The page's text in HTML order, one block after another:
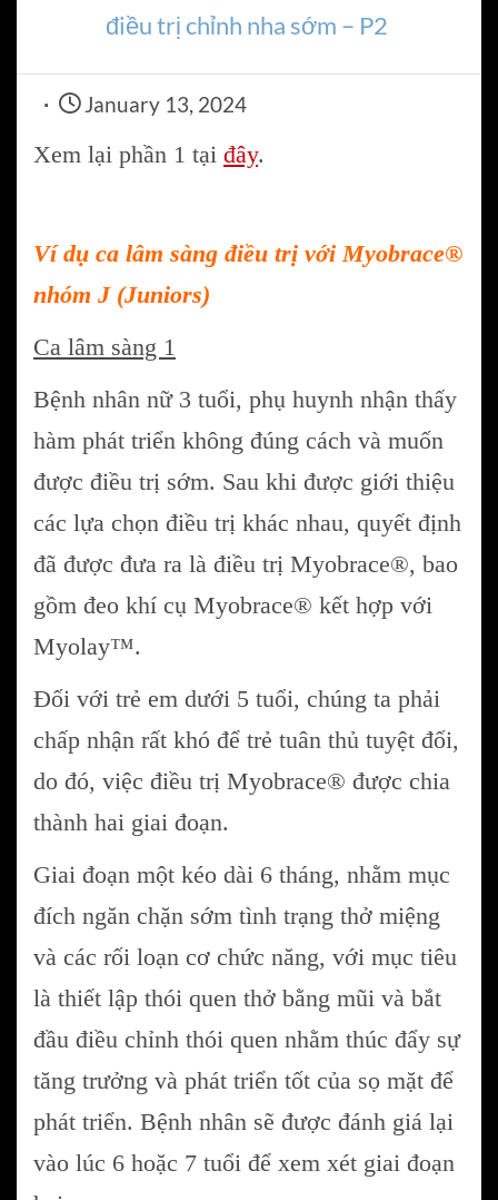
điều trị chỉnh nha sớm – P2
January 13, 2024
Xem lại phần 1 tại đây.
Ví dụ ca lâm sàng điều trị với Myobrace®
nhóm J (Juniors)
Ca lâm sàng 1
Bệnh nhân nữ 3 tuổi, phụ huynh nhận thấy
hàm phát triển không đúng cách và muốn
được điều trị sớm. Sau khi được giới thiệu
các lựa chọn điều trị khác nhau, quyết định
đã được đưa ra là điều trị Myobrace®, bao
gồm đeo khí cụ Myobrace® kết hợp với
Myolay™.
Đối với trẻ em dưới 5 tuổi, chúng ta phải
chấp nhận rất khó để trẻ tuân thủ tuyệt đối,
do đó, việc điều trị Myobrace® được chia
thành hai giai đoạn.
Giai đoạn một kéo dài 6 tháng, nhằm mục
đích ngăn chặn sớm tình trạng thở miệng
và các rối loạn cơ chức năng, với mục tiêu
là thiết lập thói quen thở bằng mũi và bắt
đầu điều chỉnh thói quen nhằm thúc đẩy sự
tăng trưởng và phát triển tốt của sọ mặt để
phát triển. Bệnh nhân sẽ được đánh giá lại
vào lúc 6 hoặc 7 tuổi để xem xét giai đoạn